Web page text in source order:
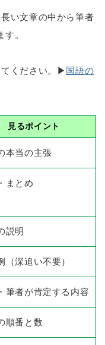
い文章の中から筆者
。
てください。▶ 国語の
見るポイント
本当の主張
まとめ
説明
（深追い不要）
筆者が肯定する内容
順番と数